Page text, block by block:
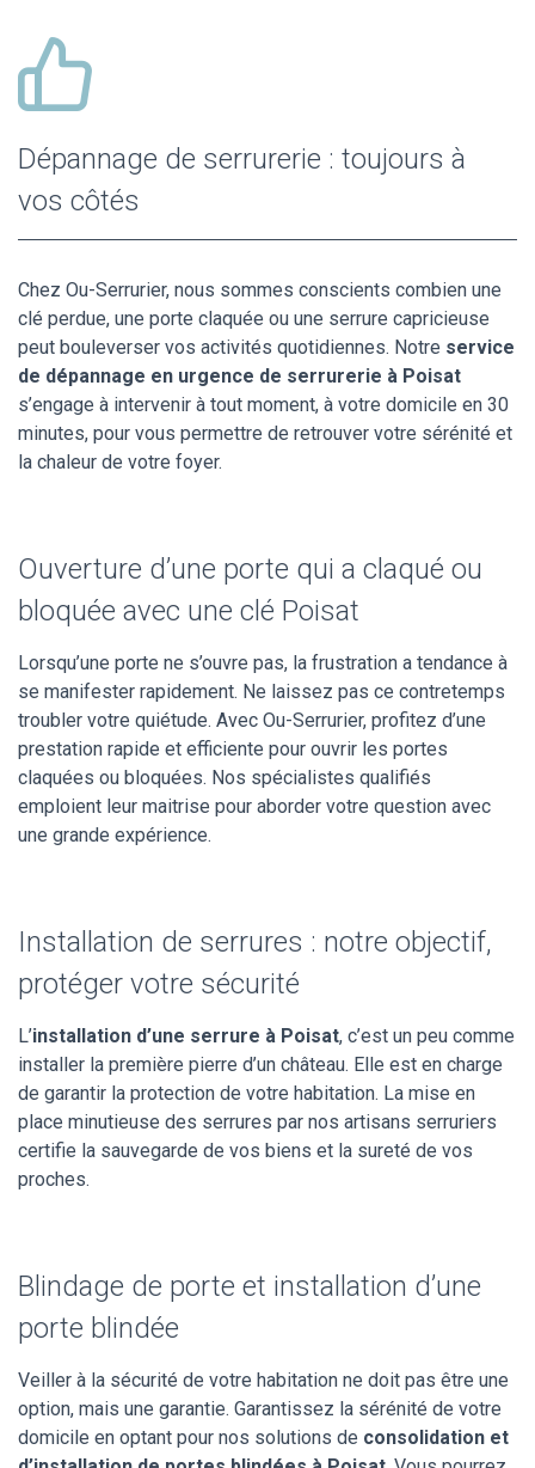
Dépannage de serrurerie : toujours à
vos côtés
Chez Ou-Serrurier, nous sommes conscients combien une
clé perdue, une porte claquée ou une serrure capricieuse
peut bouleverser vos activités quotidiennes. Notre service
de dépannage en urgence de serrurerie à Poisat
s’engage à intervenir à tout moment, à votre domicile en 30
minutes, pour vous permettre de retrouver votre sérénité et
la chaleur de votre foyer.
Ouverture d’une porte qui a claqué ou
bloquée avec une clé Poisat
Lorsqu’une porte ne s’ouvre pas, la frustration a tendance à
se manifester rapidement. Ne laissez pas ce contretemps
troubler votre quiétude. Avec Ou-Serrurier, profitez d’une
prestation rapide et efficiente pour ouvrir les portes
claquées ou bloquées. Nos spécialistes qualifiés
emploient leur maitrise pour aborder votre question avec
une grande expérience.
Installation de serrures : notre objectif,
protéger votre sécurité
L’installation d’une serrure à Poisat, c’est un peu comme
installer la première pierre d’un château. Elle est en charge
de garantir la protection de votre habitation. La mise en
place minutieuse des serrures par nos artisans serruriers
certifie la sauvegarde de vos biens et la sureté de vos
proches.
Blindage de porte et installation d’une
porte blindée
Veiller à la sécurité de votre habitation ne doit pas être une
option, mais une garantie. Garantissez la sérénité de votre
domicile en optant pour nos solutions de consolidation et